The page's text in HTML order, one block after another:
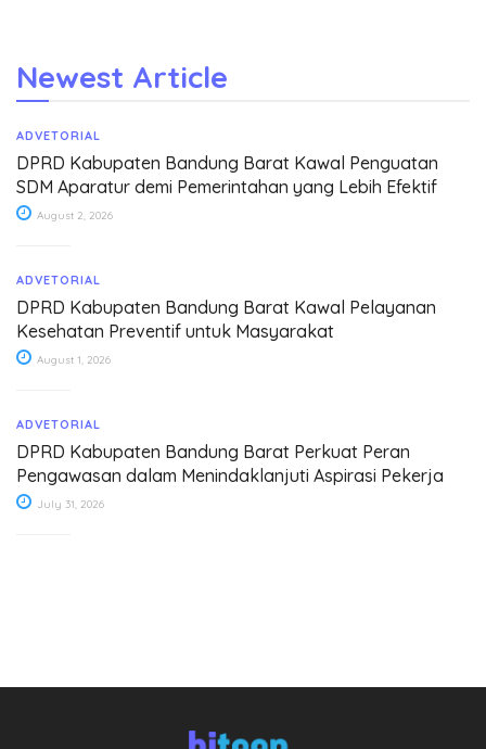
Newest Article
ADVETORIAL
DPRD Kabupaten Bandung Barat Kawal Penguatan
SDM Aparatur demi Pemerintahan yang Lebih Efektif
August 2, 2026
ADVETORIAL
DPRD Kabupaten Bandung Barat Kawal Pelayanan
Kesehatan Preventif untuk Masyarakat
August 1, 2026
ADVETORIAL
DPRD Kabupaten Bandung Barat Perkuat Peran
Pengawasan dalam Menindaklanjuti Aspirasi Pekerja
July 31, 2026